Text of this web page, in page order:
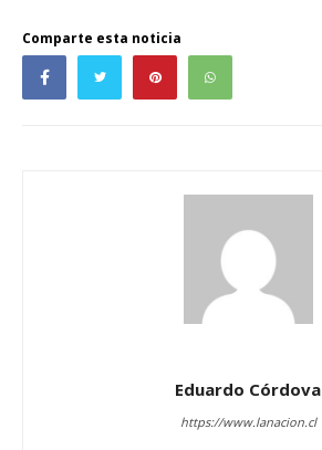
Comparte esta noticia
Eduardo Córdova
https://www.lanacion.cl